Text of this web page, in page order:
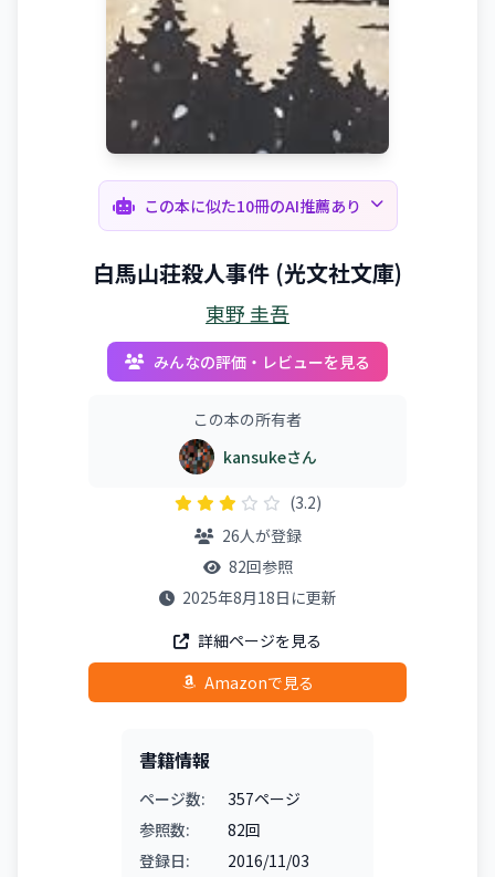
この本に似た10冊のAI推薦あり
白馬山荘殺人事件 (光文社文庫)
東野 圭吾
みんなの評価・レビューを見る
この本の所有者
kansukeさん
(3.2)
26人が登録
82回参照
2025年8月18日に更新
詳細ページを見る
Amazonで見る
書籍情報
ページ数:
357ページ
参照数:
82回
登録日:
2016/11/03